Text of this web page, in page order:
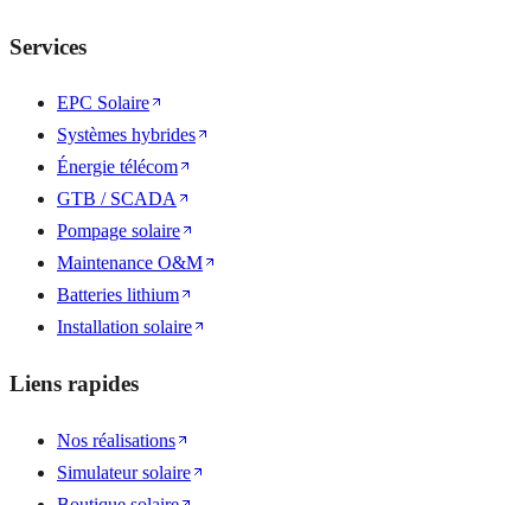
Services
EPC Solaire
Systèmes hybrides
Énergie télécom
GTB / SCADA
Pompage solaire
Maintenance O&M
Batteries lithium
Installation solaire
Liens rapides
Nos réalisations
Simulateur solaire